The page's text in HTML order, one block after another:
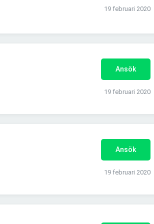
19 februari 2020
Ansök
19 februari 2020
Ansök
19 februari 2020